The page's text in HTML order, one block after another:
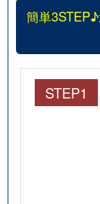
簡単3STEP♪
STEP1